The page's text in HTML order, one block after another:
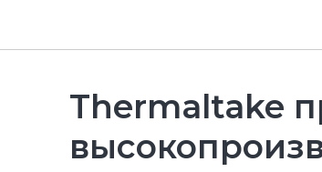
Thermaltake